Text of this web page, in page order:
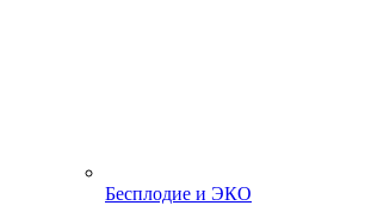
Бесплодие и ЭКО